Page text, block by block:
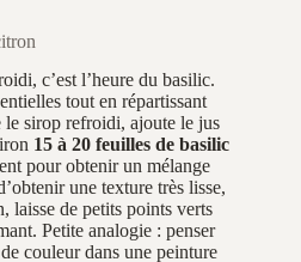
c’est l’heure du basilic.
tout en répartissant
le sirop refroidi, ajoute le jus
15 à 20 feuilles de basilic
pour obtenir un mélange
une texture très lisse,
laisse de petits points verts
Petite analogie : penser
couleur dans une peinture